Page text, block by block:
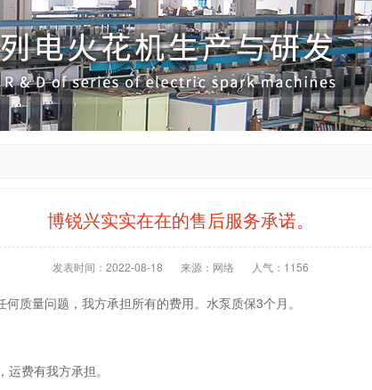
博锐兴实实在在的售后服务承诺。
发表时间：2022-08-18 来源：网络 人气： 1156
质量问题，我方承担所有的费用。水泵质保3个月。
费有我方承担。